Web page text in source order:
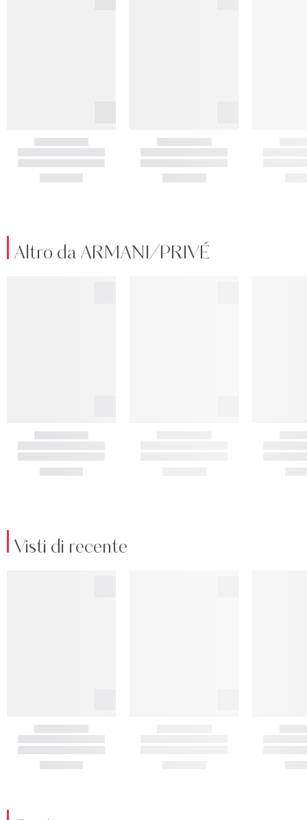
Altro da ARMANI/PRIVÉ
Visti di recente